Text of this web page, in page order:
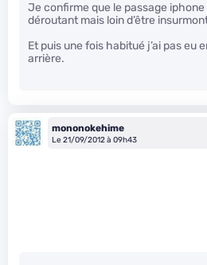
Je confirme que le passage
déroutant mais loin d’être
Et puis une fois habitué j’ai pas eu
arrière.
mononokehime
Le 21/09/2012 à 09h43